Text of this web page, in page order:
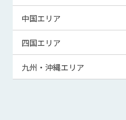
秋田県
山形県
千葉県
茨城県
群馬県
福井県
山梨県
長野県
静岡県
三重県
滋賀県
京都府
大阪府
兵庫県
中国エリア
鳥取県
島根県
四国エリア
徳島県
九州・沖縄エリア